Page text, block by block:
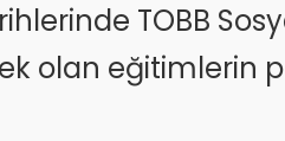
TOBB
olan eğitimlerin